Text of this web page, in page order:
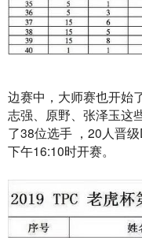
边赛中，大师赛也开始
志强、原野、张泽玉这
了38位选手 ，20人晋
下午16:10时开赛。